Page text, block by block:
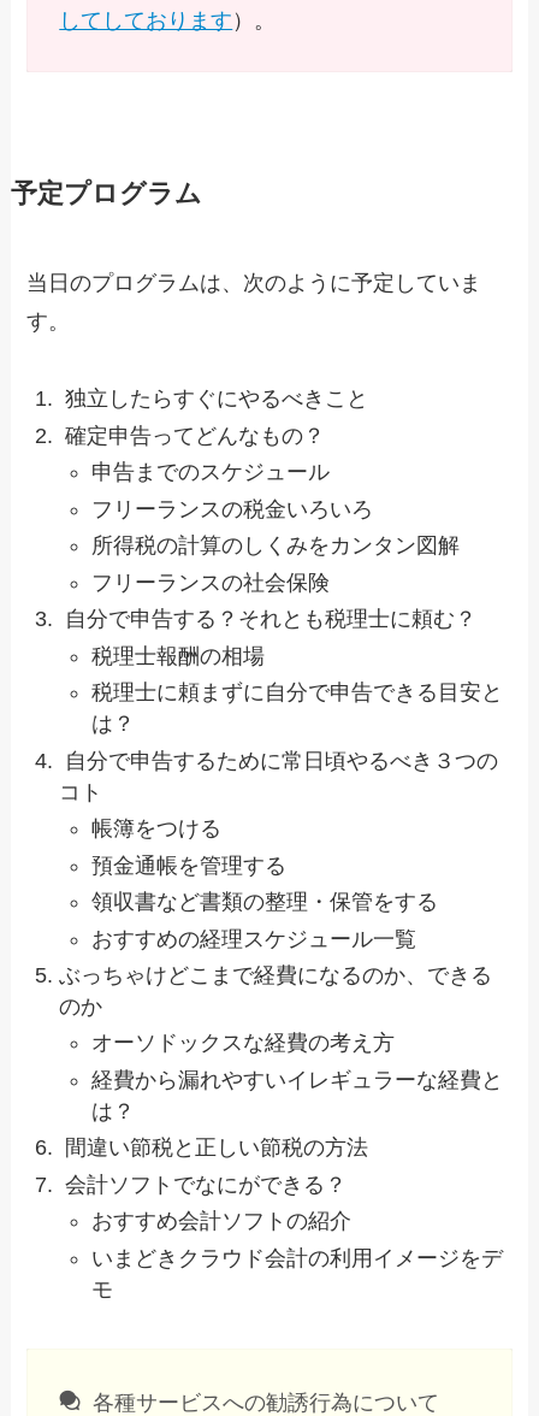
してしております ）。
予定プログラム
当日のプログラムは、次のように予定していま
す。
独立したらすぐにやるべきこと
確定申告ってどんなもの？
申告までのスケジュール
フリーランスの税金いろいろ
所得税の計算のしくみをカンタン図解
フリーランスの社会保険
自分で申告する？それとも税理士に頼む？
税理士報酬の相場
税理士に頼まずに自分で申告できる目安と
は？
自分で申告するために常日頃やるべき３つの
コト
帳簿をつける
預金通帳を管理する
領収書など書類の整理・保管をする
おすすめの経理スケジュール一覧
ぶっちゃけどこまで経費になるのか、できる
のか
オーソドックスな経費の考え方
経費から漏れやすいイレギュラーな経費と
は？
間違い節税と正しい節税の方法
会計ソフトでなにができる？
おすすめ会計ソフトの紹介
いまどきクラウド会計の利用イメージをデ
モ
各種サービスへの勧誘行為について